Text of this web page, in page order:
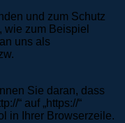
und zum Schutz
wie zum Beispiel
uns als
Sie daran, dass
“ auf „https://“
in Ihrer Browserzeile.